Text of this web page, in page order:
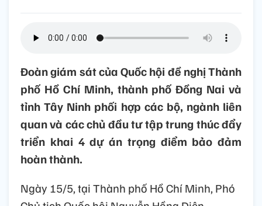
Đoàn giám sát của Quốc hội đề nghị Thành
phố Hồ Chí Minh, thành phố Đồng Nai và
tỉnh Tây Ninh phối hợp các bộ, ngành liên
quan và các chủ đầu tư tập trung thúc đẩy
triển khai 4 dự án trọng điểm bảo đảm
hoàn thành.
Ngày 15/5, tại Thành phố Hồ Chí Minh, Phó